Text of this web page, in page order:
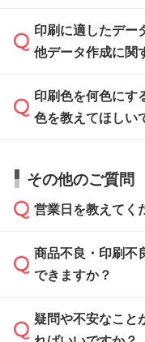
ご入稿後は経験
がないかチェッ
刷に進みますの
入稿用のテンプ
Illustratorや
方」をご確認く
印刷に適したデ
タッフが事前に確
ムへ添付いただ
でお送りくださ
い合わせください
なお、印刷用デ
印刷に適したデー
他データ作成に関
データ作成でお
サポートいたし
から添付してお送
しい
解像度の低い画
などを、印刷に
印刷色を何色にす
色を教えてほしい
お見積・ご注文・
相談いただきま
ご希望や商品の
本体色がブラッ
白色か淡い色の
本体色がナチュ
っきりと目立た
その他のご質問
営業日を教えてく
営業日は平日の
休みとなります
速やかに対応い
商品不良・印刷不
できますか？
お手数をお掛け
疑問や不安なこと